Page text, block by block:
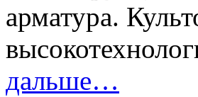
арматура.
дальше…